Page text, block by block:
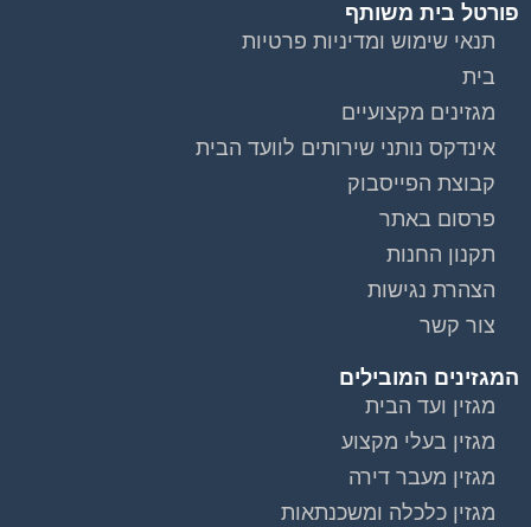
פורטל בית משותף
תנאי שימוש ומדיניות פרטיות
בית
מגזינים מקצועיים
אינדקס נותני שירותים לוועד הבית
קבוצת הפייסבוק
פרסום באתר
תקנון החנות
הצהרת נגישות
צור קשר
המגזינים המובילים
מגזין ועד הבית
מגזין בעלי מקצוע
מגזין מעבר דירה
מגזין כלכלה ומשכנתאות